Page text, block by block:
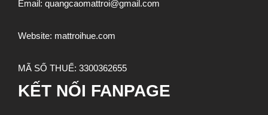
Email: quangcaomattroi@gmail.com
Website: mattroihue.com
MÃ SỐ THUẾ: 3300362655
KẾT NỐI FANPAGE